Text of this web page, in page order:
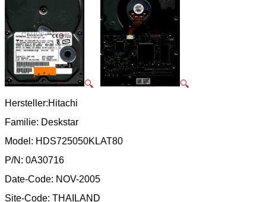
🔍
🔍
Hersteller:Hitachi
Familie: Deskstar
Model: HDS725050KLAT80
P/N: 0A30716
Date-Code: NOV-2005
Site-Code: THAILAND